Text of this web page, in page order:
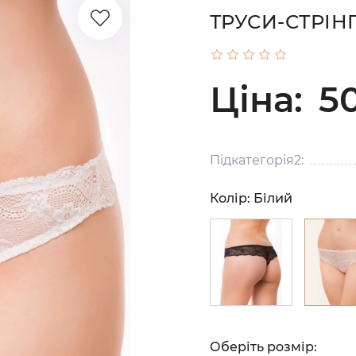
ТРУСИ-
Ціна:
Підкатегорія2:
Колір: Білий
Оберіть розмір: